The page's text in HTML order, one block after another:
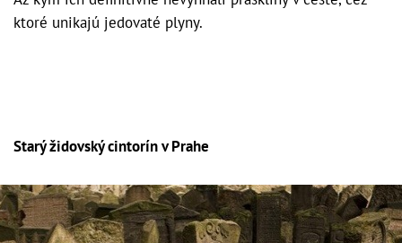
ktoré unikajú jedovaté plyny.
Starý židovský cintorín v Prahe